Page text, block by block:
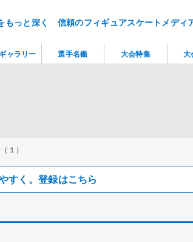
もっと深く 信頼のフィギュアスケートメディ
１）
すく。登録はこちら
ャラリー 選手名鑑 大会特集 大